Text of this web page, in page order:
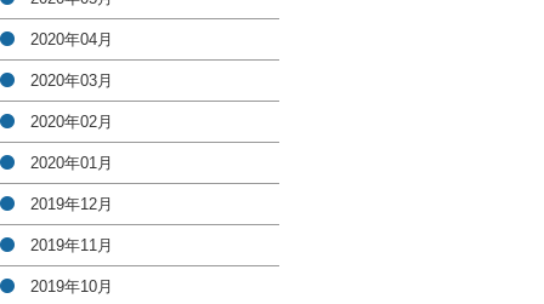
2020年04月
2020年03月
2020年02月
2020年01月
2019年12月
2019年11月
2019年10月